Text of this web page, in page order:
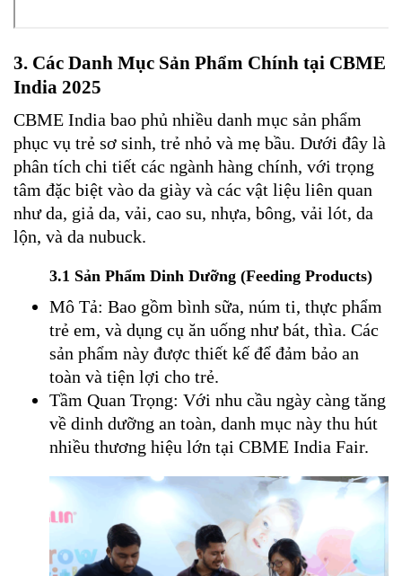
3. Các Danh Mục Sản Phẩm Chính tại CBME
India 2025
CBME India bao phủ nhiều danh mục sản phẩm
phục vụ trẻ sơ sinh, trẻ nhỏ và mẹ bầu. Dưới đây là
phân tích chi tiết các ngành hàng chính, với trọng
tâm đặc biệt vào da giày và các vật liệu liên quan
như da, giả da, vải, cao su, nhựa, bông, vải lót, da
lộn, và da nubuck.
3.1 Sản Phẩm Dinh Dưỡng (Feeding Products)
Mô Tả: Bao gồm bình sữa, núm ti, thực phẩm
trẻ em, và dụng cụ ăn uống như bát, thìa. Các
sản phẩm này được thiết kế để đảm bảo an
toàn và tiện lợi cho trẻ.
Tầm Quan Trọng: Với nhu cầu ngày càng tăng
về dinh dưỡng an toàn, danh mục này thu hút
nhiều thương hiệu lớn tại CBME India Fair.